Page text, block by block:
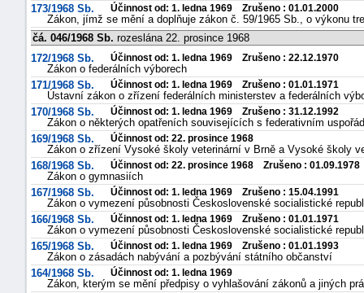
173/1968 Sb.
Účinnost od: 1. ledna 1969 Zrušeno : 01.01.2000
Zákon, jímž se mění a doplňuje zákon č. 59/1965 Sb., o výkonu
čá. 046/1968 Sb. rozeslána 22. prosince 1968
172/1968 Sb.
Účinnost od: 1. ledna 1969 Zrušeno : 22.12.1970
Zákon o federálních výborech
171/1968 Sb.
Účinnost od: 1. ledna 1969 Zrušeno : 01.01.1971
Ústavní zákon o zřízení federálních ministerstev a federálních
170/1968 Sb.
Účinnost od: 1. ledna 1969 Zrušeno : 31.12.1992
Zákon o některých opatřeních souvisejících s federativním
169/1968 Sb.
Účinnost od: 22. prosince 1968
Zákon o zřízení Vysoké školy veterinární v Brně a Vysoké školy
168/1968 Sb.
Účinnost od: 22. prosince 1968 Zrušeno : 01.09.1978
Zákon o gymnasiích
167/1968 Sb.
Účinnost od: 1. ledna 1969 Zrušeno : 15.04.1991
Zákon o vymezení působnosti Československé socialistické
166/1968 Sb.
Účinnost od: 1. ledna 1969 Zrušeno : 01.01.1971
Zákon o vymezení působnosti Československé socialistické
165/1968 Sb.
Účinnost od: 1. ledna 1969 Zrušeno : 01.01.1993
Zákon o zásadách nabývání a pozbývání státního občanství
164/1968 Sb.
Účinnost od: 1. ledna 1969
Zákon, kterým se mění předpisy o vyhlašování zákonů a jiných